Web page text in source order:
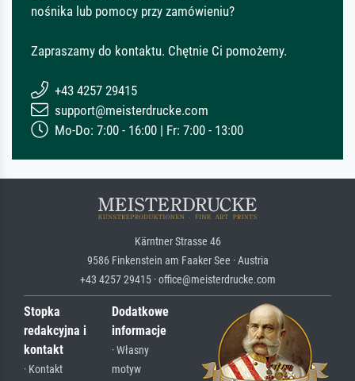
nośnika lub pomocy przy zamówieniu?
Zapraszamy do kontaktu. Chętnie Ci pomożemy.
+43 4257 29415
support@meisterdrucke.com
Mo-Do: 7:00 - 16:00 | Fr: 7:00 - 13:00
Kärntner Strasse 46
9586 Finkenstein am Faaker See · Austria
+43 4257 29415 · office@meisterdrucke.com
Stopka
redakcyjna i
kontakt
· Kontakt
Dodatkowe
informacje
· Własny
motyw